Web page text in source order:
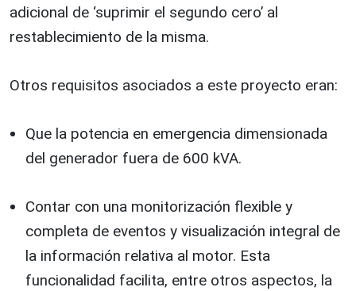
adicional de ‘suprimir el segundo cero’ al
restablecimiento de la misma.
Otros requisitos asociados a este proyecto eran:
Que la potencia en emergencia dimensionada
del generador fuera de 600 kVA.
Contar con una monitorización flexible y
completa de eventos y visualización integral de
la información relativa al motor. Esta
funcionalidad facilita, entre otros aspectos, la